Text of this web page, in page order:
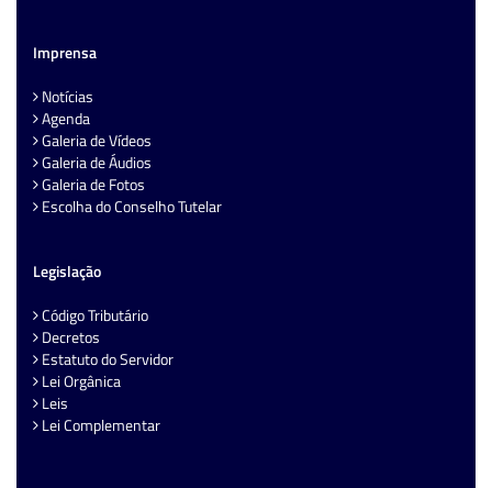
Imprensa
Notícias
Agenda
Galeria de Vídeos
Galeria de Áudios
Galeria de Fotos
Escolha do Conselho Tutelar
Legislação
Código Tributário
Decretos
Estatuto do Servidor
Lei Orgânica
Leis
Lei Complementar